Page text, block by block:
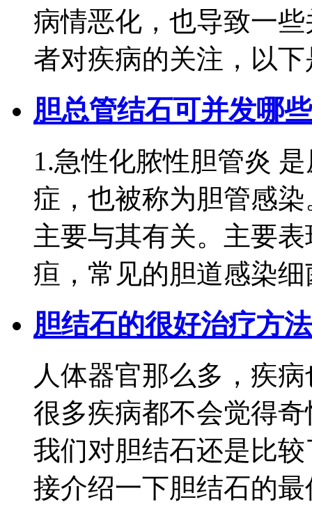
病情恶化，也导致一
者对疾病的关注，以下
胆总管结石可并发哪
1.急性化脓性胆管炎
症，也被称为胆管感
主要与其有关。主要
疸，常见的胆道感染细
胆结石的很好治疗方
人体器官那么多，疾
很多疾病都不会觉得
我们对胆结石还是比
接介绍一下胆结石的最